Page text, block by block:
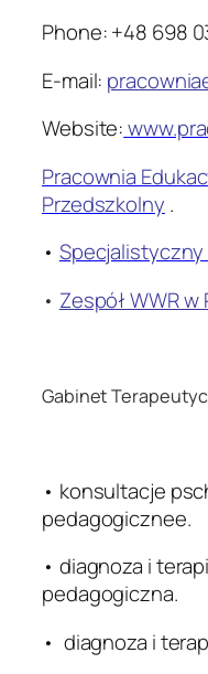
Phone: +48 698
E-mail:
Website:
Pracownia
Przedszkolny .
•
• Zespół WWR
Gabinet
• konsultacje
pedagogicznee.
• diagnoza i
pedagogiczna.
• diagnoza i